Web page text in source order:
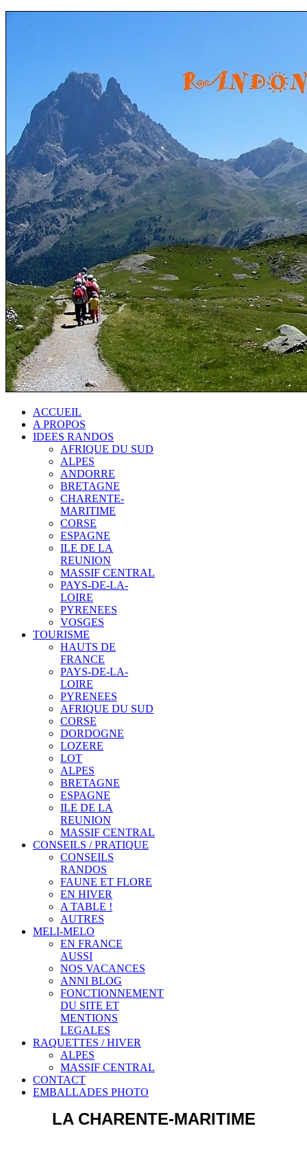
ACCUEIL
A PROPOS
IDEES RANDOS
AFRIQUE DU SUD
ALPES
ANDORRE
BRETAGNE
CHARENTE-
MARITIME
CORSE
ESPAGNE
ILE DE LA
REUNION
MASSIF CENTRAL
PAYS-DE-LA-
LOIRE
PYRENEES
VOSGES
TOURISME
HAUTS DE
FRANCE
PAYS-DE-LA-
LOIRE
PYRENEES
AFRIQUE DU SUD
CORSE
DORDOGNE
LOZERE
LOT
ALPES
BRETAGNE
ESPAGNE
ILE DE LA
REUNION
MASSIF CENTRAL
CONSEILS / PRATIQUE
CONSEILS
RANDOS
FAUNE ET FLORE
EN HIVER
A TABLE !
AUTRES
MELI-MELO
EN FRANCE
AUSSI
NOS VACANCES
ANNI BLOG
FONCTIONNEMENT
DU SITE ET
MENTIONS
LEGALES
RAQUETTES / HIVER
ALPES
MASSIF CENTRAL
CONTACT
EMBALLADES PHOTO
LA CHARENTE-MARITIME